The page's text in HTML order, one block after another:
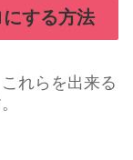
する方法
れらを出来る